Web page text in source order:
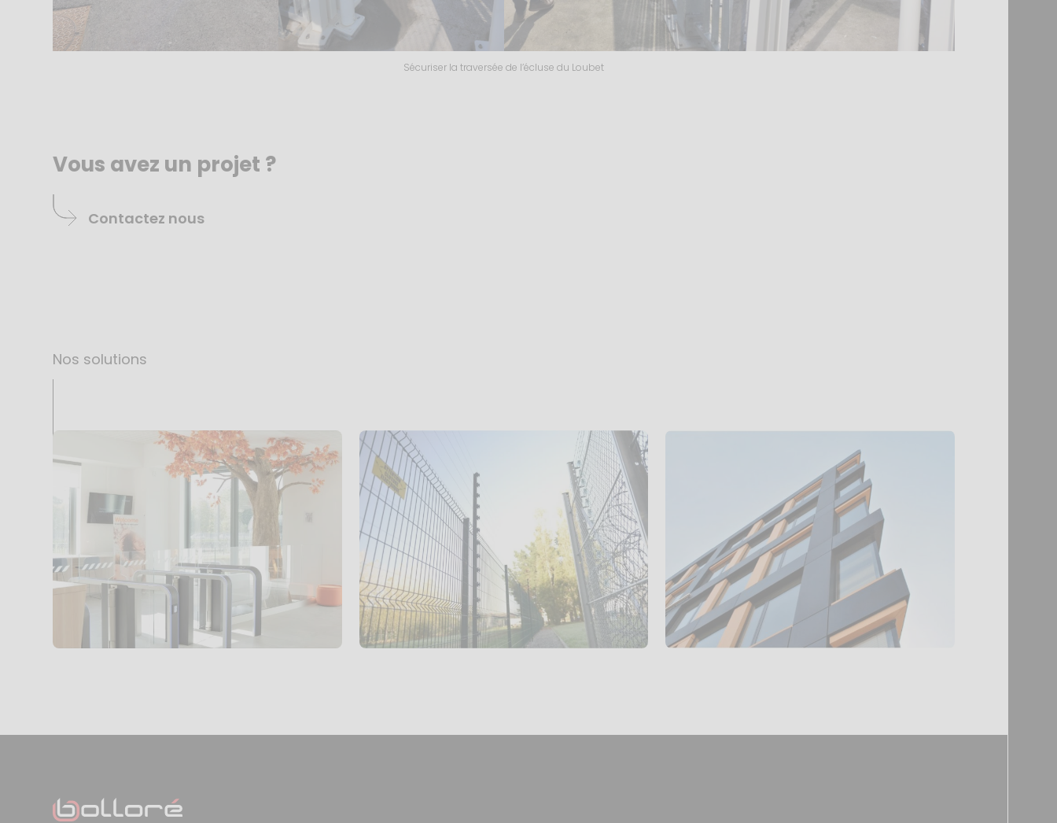
Sécuriser la traversée de l’écluse du Loubet
Vous avez un projet ?
Contactez nous
Nos solutions